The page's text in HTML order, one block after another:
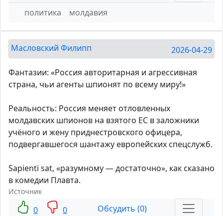
политика
молдавия
Масловский Филипп 2026-04-29
Фантазии: «Россия авторитарная и агрессивная
страна, чьи агенты шпионят по всему миру!»
Реальность: Россия меняет отловленных
молдавских шпионов на взятого ЕС в заложники
учёного и жену приднестровского офицера,
подвергавшегося шантажу европейских спецслужб.
Sapienti sat, «разумному — достаточно», как сказано
в комедии Плавта.
Источник
0 0 Обсудить (0)